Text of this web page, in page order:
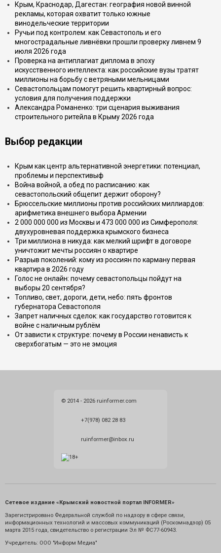
Крым, Краснодар, Дагестан: география новой винной
рекламы, которая охватит только южные
винодельческие территории
Ручьи под контролем: как Севастополь и его
многострадальные ливнёвки прошли проверку ливнем 9
июля 2026 года
Проверка на антиплагиат диплома в эпоху
искусственного интеллекта: как российские вузы тратят
миллионы на борьбу с ветряными мельницами
Севастопольцам помогут решить квартирный вопрос:
условия для получения поддержки
Александра Романенко: три сценария выживания
строительного ритейла в Крыму 2026 года
Выбор редакции
Крым как центр альтернативной энергетики: потенциал,
проблемы и перспективыф
Война войной, а обед по расписанию: как
севастопольский общепит держит оборону?
Брюссельские миллионы против российских миллиардов:
арифметика внешнего выбора Армении
2 000 000 000 из Москвы и 473 000 000 из Симферополя:
двухуровневая поддержка крымского бизнеса
Три миллиона в никуда: как мелкий шрифт в договоре
уничтожит мечты россиян о квартире
Разрыв поколений: кому из россиян по карману первая
квартира в 2026 году
Голос не онлайн: почему севастопольцы пойдут на
выборы 20 сентября?
Топливо, свет, дороги, дети, небо: пять фронтов
губернатора Севастополя
Запрет наличных сделок: как государство готовится к
войне с наличным рублём
От зависти к структуре: почему в России ненависть к
сверхбогатым — это не эмоция
© 2014 - 2026 ruinformer.com
+7(978) 082 28 83
ruinformer@inbox.ru
Сетевое издание «Крымский новостной портал INFORMER»
Зарегистрировано Федеральной службой по надзору в сфере связи,
информационных технологий и массовых коммуникаций (Роскомнадзор) 05
марта 2015 года, свидетельство о регистрации Эл № ФС77-60943.
Учредитель: ООО "Информ Медиа"